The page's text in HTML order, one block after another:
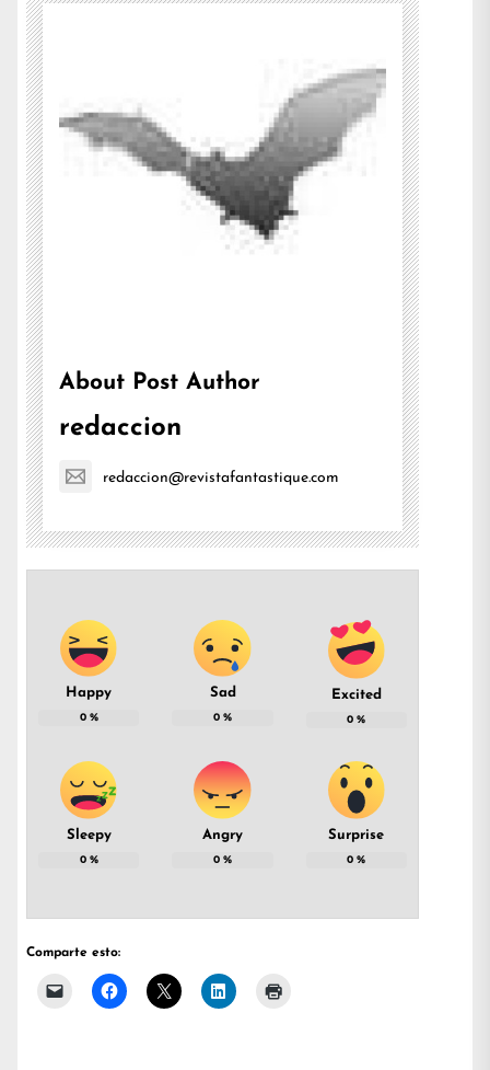
About Post Author
redaccion
redaccion@revistafantastique.com
Happy
0%
Sad
0 %
Excited
0 %
Sleepy
0%
Angry
0 %
Surprise
0 %
Comparte esto: